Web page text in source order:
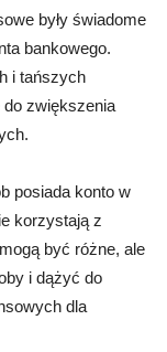
były świadome
bankowego.
i tańszych
zwiększenia
posiada konto w
korzystają z
być różne, ale
i dążyć do
dla